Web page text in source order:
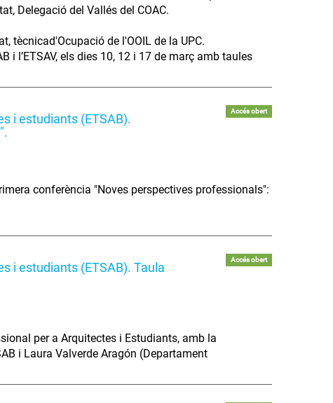
Delegació del Vallés del COAC.
tècnicad'Ocupació de l'OOIL de la UPC.
i l’ETSAV, els dies 10, 12 i 17 de març amb taules
i estudiants (ETSAB).
Accés obert
conferència "Noves perspectives professionals":
i estudiants (ETSAB). Taula
Accés obert
per a Arquitectes i Estudiants, amb la
i Laura Valverde Aragón (Departament